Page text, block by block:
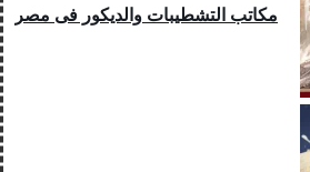
مكاتب التشطيبات والديكور فى مصر